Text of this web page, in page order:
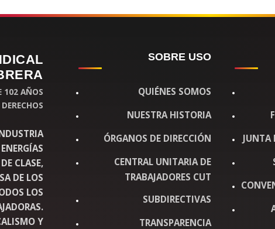
102 AÑOS
CLASE,
DE LOS
LOS
Y
SOBRE USO
QUIÉNES SOMOS
NUESTRA HISTORIA
ÓRGANOS DE DIRECCIÓN
CENTRAL UNITARIA DE
TRABAJADORES CUT
SUBDIRECTIVAS
TRANSPARENCIA
JUNTA